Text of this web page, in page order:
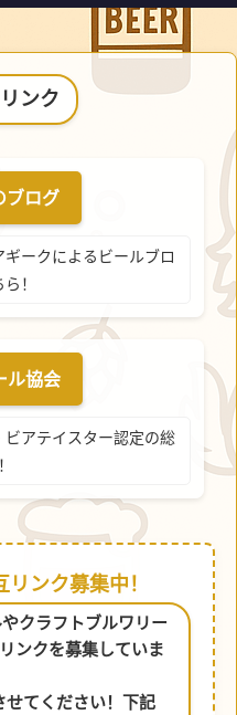
ンク
ログ
ークによるビールブロ
！
ル協会
アテイスター認定の総
ンク募集中！
クラフトブルワリー
ンクを募集していま
せてください！下記